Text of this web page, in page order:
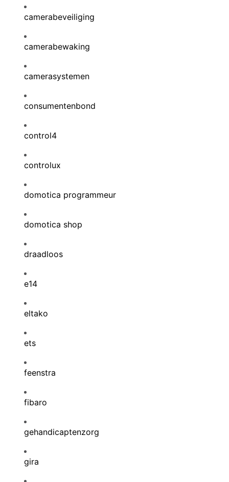
camerabeveiliging
camerabewaking
camerasystemen
consumentenbond
control4
controlux
domotica programmeur
domotica shop
draadloos
e14
eltako
ets
feenstra
fibaro
gehandicaptenzorg
gira